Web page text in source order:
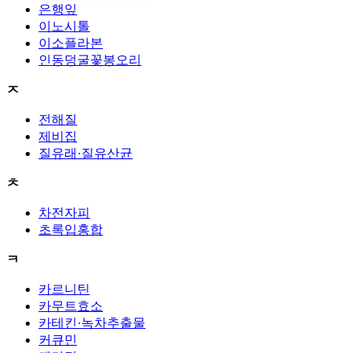
은행잎
이노시톨
이소플라본
인동덩굴꽃봉오리
ㅈ
전해질
제비집
질유래·질유산균
ㅊ
차전자피
초록입홍합
ㅋ
카르니틴
카무트효소
카테킨·녹차추출물
커큐민